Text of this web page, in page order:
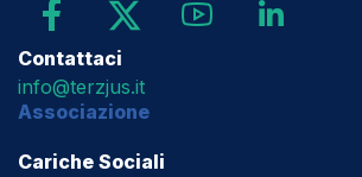
Contattaci
info@terzjus.it
Associazione
Cariche Sociali